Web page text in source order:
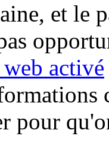
et le
activé
pour